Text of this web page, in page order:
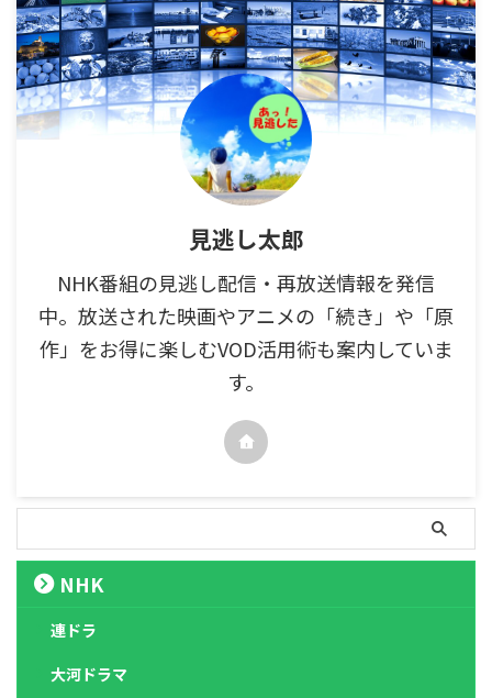
見逃し太郎
NHK番組の見逃し配信・再放送情報を発信
中。放送された映画やアニメの「続き」や「原
作」をお得に楽しむVOD活用術も案内していま
す。
NHK
連ドラ
大河ドラマ